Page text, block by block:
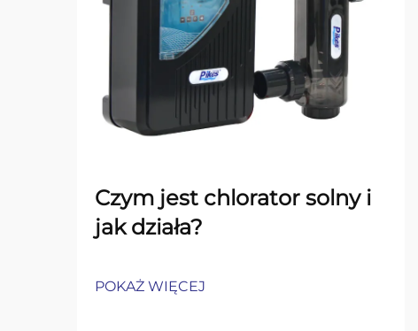
Czym jest chlorator solny i
jak działa?
POKAŻ WIĘCEJ